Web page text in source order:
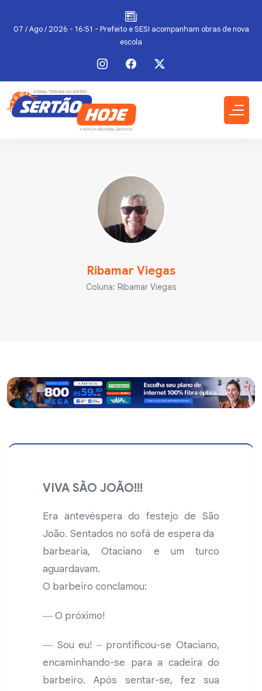
07 / Ago / 2026 - 16:51 - Prefeito e SESI acompanham obras de nova
escola
Ribamar Viegas
Coluna: Ribamar Viegas
VIVA SÃO JOÃO!!!
Era antevéspera do festejo de São
João. Sentados no sofá de espera da
barbearia, Otaciano e um turco
aguardavam.
O barbeiro conclamou:
― O próximo!
― Sou eu! ‒ prontificou-se Otaciano,
encaminhando-se para a cadeira do
barbeiro. Após sentar-se, fez sua